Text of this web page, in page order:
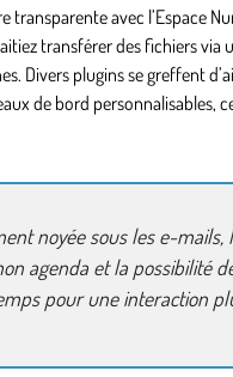
transparente avec l’Espace
transférer des fichiers
plugins se greffent
de bord
noyée sous les e-mails,
agenda et la possibilité
pour une interaction